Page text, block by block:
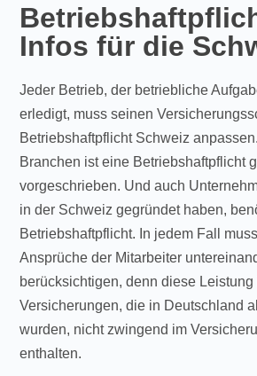
Infos für die
Jeder Betrieb, der betriebliche
erledigt, muss seinen
Betriebshaftpflicht Schweiz
Branchen ist eine Betriebshaftpflicht
vorgeschrieben. Und auch
in der Schweiz gegründet haben,
Betriebshaftpflicht. In jedem Fall
Ansprüche der Mitarbeiter
berücksichtigen, denn diese Leistung
Versicherungen, die in Deutschland
wurden, nicht zwingend im
enthalten.